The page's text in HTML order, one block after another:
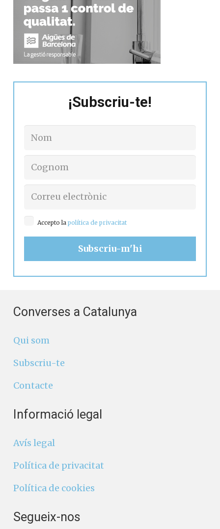
¡Subscriu-te!
Accepto la política de privacitat
Converses a Catalunya
Qui som
Subscriu-te
Contacte
Informació legal
Avís legal
Política de privacitat
Política de cookies
Segueix-nos